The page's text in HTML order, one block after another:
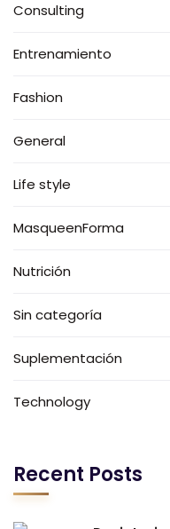
Consulting
Entrenamiento
Fashion
General
Life style
MasqueenForma
Nutrición
Sin categoría
Suplementación
Technology
Recent Posts